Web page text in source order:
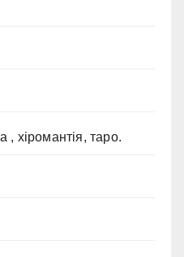
, хіромантія, таро.